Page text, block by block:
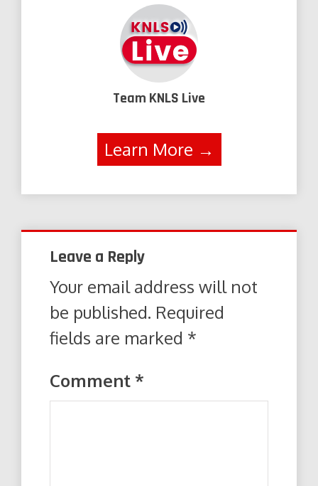
Team KNLS Live
Learn More →
Leave a Reply
Your email address will not
be published. Required
fields are marked *
Comment *